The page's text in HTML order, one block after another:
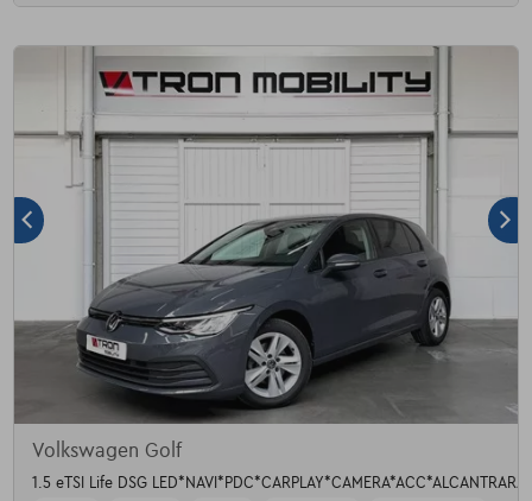
Volkswagen Golf
1.5 eTSI Life DSG LED*NAVI*PDC*CARPLAY*CAMERA*ACC*ALCANTRARA